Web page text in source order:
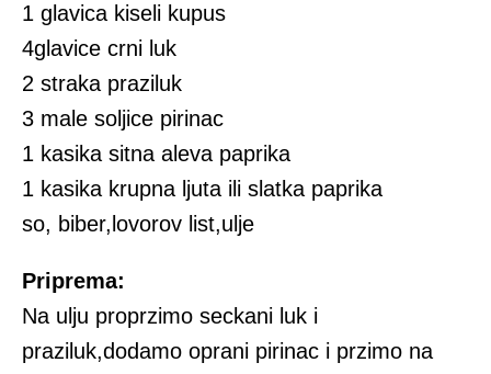
1 glavica kiseli kupus
4glavice crni luk
2 straka praziluk
3 male soljice pirinac
1 kasika sitna aleva paprika
1 kasika krupna ljuta ili slatka paprika
so, biber,lovorov list,ulje
Priprema:
Na ulju proprzimo seckani luk i
praziluk,dodamo oprani pirinac i przimo na